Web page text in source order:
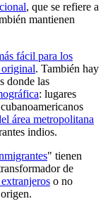
, que se refiere a
mantienen
fácil para los
original. También hay
donde las
: lugares
área metropolitana
indios.
" tienen
de
o no